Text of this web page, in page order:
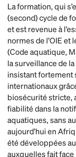
La formation, qui
(second) cycle de
et est revenue à
normes de l’OIE
(Code aquatique,
la surveillance de
insistant fortement
internationaux
biosécurité stricte,
fiabilité dans la
aquatiques, sans
aujourd’hui en
été développées
auxquelles fait